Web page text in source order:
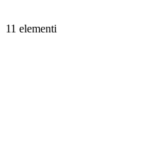
11 elementi